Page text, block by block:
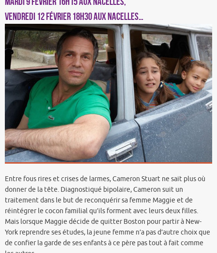
VENDREDI 12 FÉVRIER 18h30 aux Nacelles…
Entre fous rires et crises de larmes, Cameron Stuart ne sait plus où
donner de la tête. Diagnostiqué bipolaire, Cameron suit un
traitement dans le but de reconquérir sa femme Maggie et de
réintégrer le cocon familial qu’ils forment avec leurs deux filles.
Mais lorsque Maggie décide de quitter Boston pour partir à New-
York reprendre ses études, la jeune femme n’a pas d’autre choix que
de confier la garde de ses enfants à ce père pas tout à fait comme